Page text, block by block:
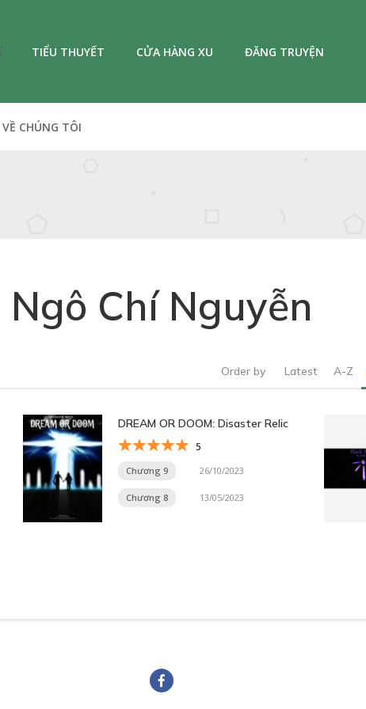
TIỂU THUYẾT CỬA HÀNG XU ĐĂNG TRUYỆN
VỀ CHÚNG TÔI
Ngô Chí Nguyễn
Order by Latest A-Z
DREAM OR DOOM: Disaster Relic
5
Chương 9 26/10/2023
Chương 8 13/05/2023